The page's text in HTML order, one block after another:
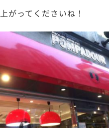
がってくださいね！